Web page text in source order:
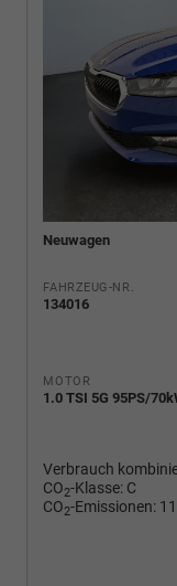
Neuwagen
FAHRZEUG-NR.
134016
MOTOR
1.0 TSI 5G 95PS/
Verbrauch
CO2-Klasse: C
CO2-Emissionen: